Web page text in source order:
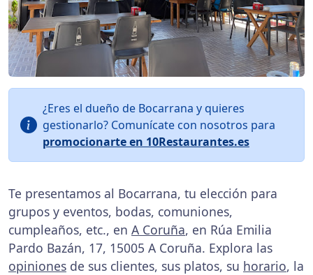
¿Eres el dueño de Bocarrana y quieres
gestionarlo? Comunícate con nosotros para
promocionarte en 10Restaurantes.es
Te presentamos al Bocarrana, tu elección para
grupos y eventos, bodas, comuniones,
cumpleaños, etc., en A Coruña, en Rúa Emilia
Pardo Bazán, 17, 15005 A Coruña. Explora las
opiniones de sus clientes, sus platos, su horario, la